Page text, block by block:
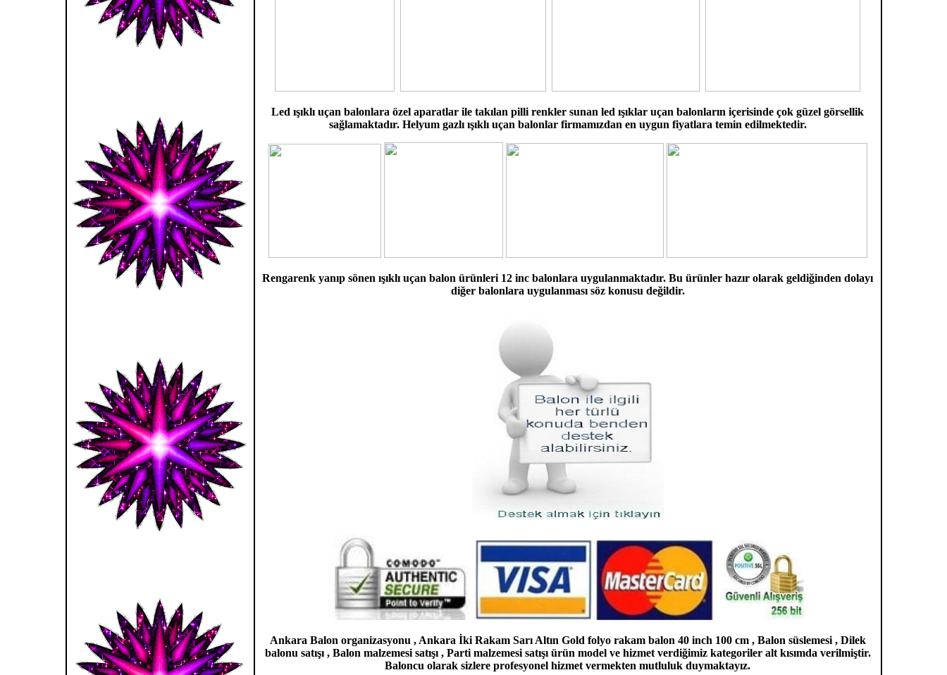
Led ışıklı uçan balonlara özel aparatlar ile takılan pilli renkler sunan led ışıklar uçan balonların içerisinde çok güzel görsellik
sağlamaktadır. Helyum gazlı ışıklı uçan balonlar firmamızdan en uygun fiyatlara temin edilmektedir.
Rengarenk yanıp sönen ışıklı uçan balon ürünleri 12 inc balonlara uygulanmaktadır. Bu ürünler hazır olarak geldiğinden dolayı
diğer balonlara uygulanması söz konusu değildir.
Ankara Balon organizasyonu , Ankara İki Rakam Sarı Altın Gold folyo rakam balon 40 inch 100 cm , Balon süslemesi , Dilek
balonu satışı , Balon malzemesi satışı , Parti malzemesi satışı ürün model ve hizmet verdiğimiz kategoriler alt kısımda verilmiştir.
Baloncu olarak sizlere profesyonel hizmet vermekten mutluluk duymaktayız.